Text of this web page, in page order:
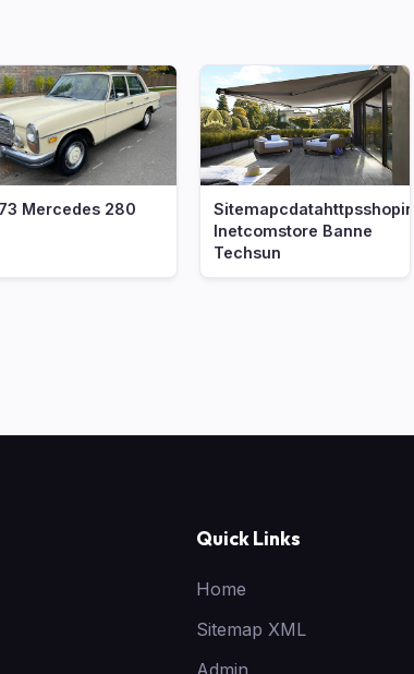
Mercedes 280
Sitemapcdatahttpsshopinf
Inetcomstore Banne
Techsun
Quick Links
Home
Sitemap XML
Admin